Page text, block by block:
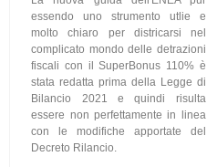
essendo uno strumento utlie e
molto chiaro per districarsi nel
complicato mondo delle detrazioni
fiscali con il SuperBonus 110% è
stata redatta prima della Legge di
Bilancio 2021 e quindi risulta
essere non perfettamente in linea
con le modifiche apportate del
Decreto Rilancio.